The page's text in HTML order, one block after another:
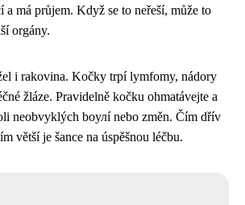
a má průjem. Když se to neřeší, může to
orgány.
i rakovina. Kočky trpí lymfomy, nádory
žláze. Pravidelně kočku ohmatávejte a
neobvyklých boулí nebo změn. Čím dřív
větší je šance na úspěšnou léčbu.